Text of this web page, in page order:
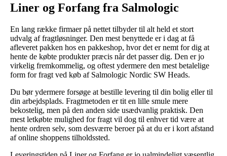
Liner og Forfang fra Salmologic
En lang række firmaer på nettet tilbyder til alt held et stort
udvalg af fragtløsninger. Den mest benyttede er i dag at få
afleveret pakken hos en pakkeshop, hvor det er nemt for dig at
hente de købte produkter præcis når det passer dig. Den er jo
virkelig fremkommelig, og oftest ydermere den mest betalelige
form for fragt ved køb af Salmologic Nordic SW Heads.
Du bør ydermere forsøge at bestille levering til din bolig eller til
din arbejdsplads. Fragtmetoden er tit en lille smule mere
bekostelig, men på den anden side usædvanlig praktisk. Den
mest letkøbte mulighed for fragt vil dog til enhver tid være at
hente ordren selv, som desværre beroer på at du er i kort afstand
af online shoppens tilholdssted.